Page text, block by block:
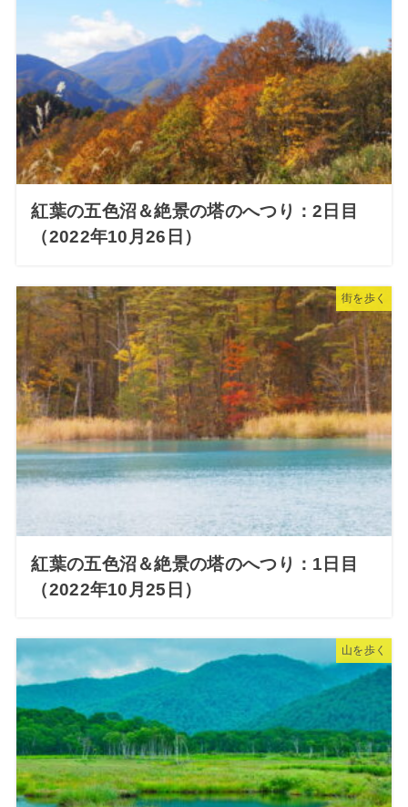
紅葉の五色沼＆絶景の塔のへつり：2日目
（2022年10月26日）
街を歩く
紅葉の五色沼＆絶景の塔のへつり：1日目
（2022年10月25日）
山を歩く